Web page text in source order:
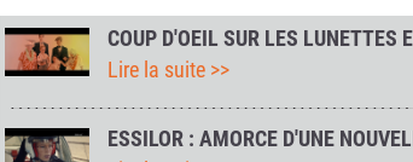
COUP D'OEIL SUR LES LUNETTES
Lire la suite >>
ESSILOR : AMORCE D'UNE